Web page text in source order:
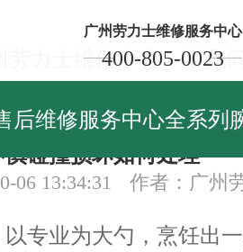
广州劳力士维修服务中心
400-805-0023
后维修服务中心全系列
劳力士维修中心>常见
碰撞损坏如何处理
06 13:34:31 作者：广州
业为大勺，烹饪出一